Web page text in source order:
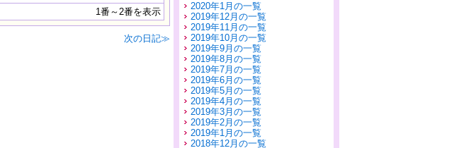
1番～2番を表示
次の日記≫
2020年1月の一覧
2019年12月の一覧
2019年11月の一覧
2019年10月の一覧
2019年9月の一覧
2019年8月の一覧
2019年7月の一覧
2019年6月の一覧
2019年5月の一覧
2019年4月の一覧
2019年3月の一覧
2019年2月の一覧
2019年1月の一覧
2018年12月の一覧